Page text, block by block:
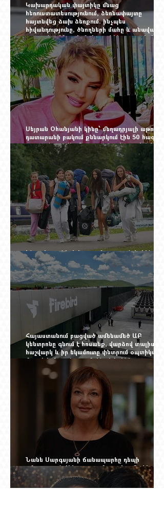
Կախարդական փայտիկը մնաց
հեռուստատեսությունում, ձեռնափայտը
հայտնվեց ձախ ձեռքում. ինչպես
հիվանդությունը, ծնողների մահը և անավարտ
թատրոնը Հմայակ Հակոբյանին դուրս բերեցին
կադրից
Սեյրան Օհանյանի կինը՝ մեղադրյալի աթոռին.
դատարանի բակում քննարկում էին 50 հազար
դոլարանոց «Հերմես» պայուսակը, դահլիճում՝
625 միլիոն 470 հազար դրամի երկու գործարք
Ինչու է ռուսների հոսքը Հայաստան կրկին
ակտիվացել
Հայաստանում բացված ամենամեծ ԱԲ
կենտրոնը գնում է հոսանք, վարձով տալիս
հաշվարկ և իր եկամուտը փնտրում
մալուխի մյուս ծայրում. ինչ է իրենից
ներկայացնում Firebird AI-ն
Նանե Սարգսյանի ճանապարհը դեպի
«Հայաստան-Սփյուռք» ամսագրի ամերիկյան
էջը